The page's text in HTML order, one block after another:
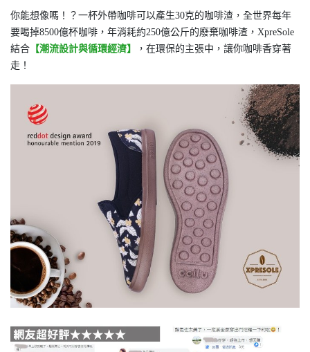
你能想像嗎！？一杯外帶咖啡可以產生30克的咖啡渣，全世界每年
要喝掉8500億杯咖啡，年消耗約250億公斤的廢棄咖啡渣，XpreSole
結合 【潮流設計與循環經濟】
，在環保的主張中，讓你咖啡香穿著
走！